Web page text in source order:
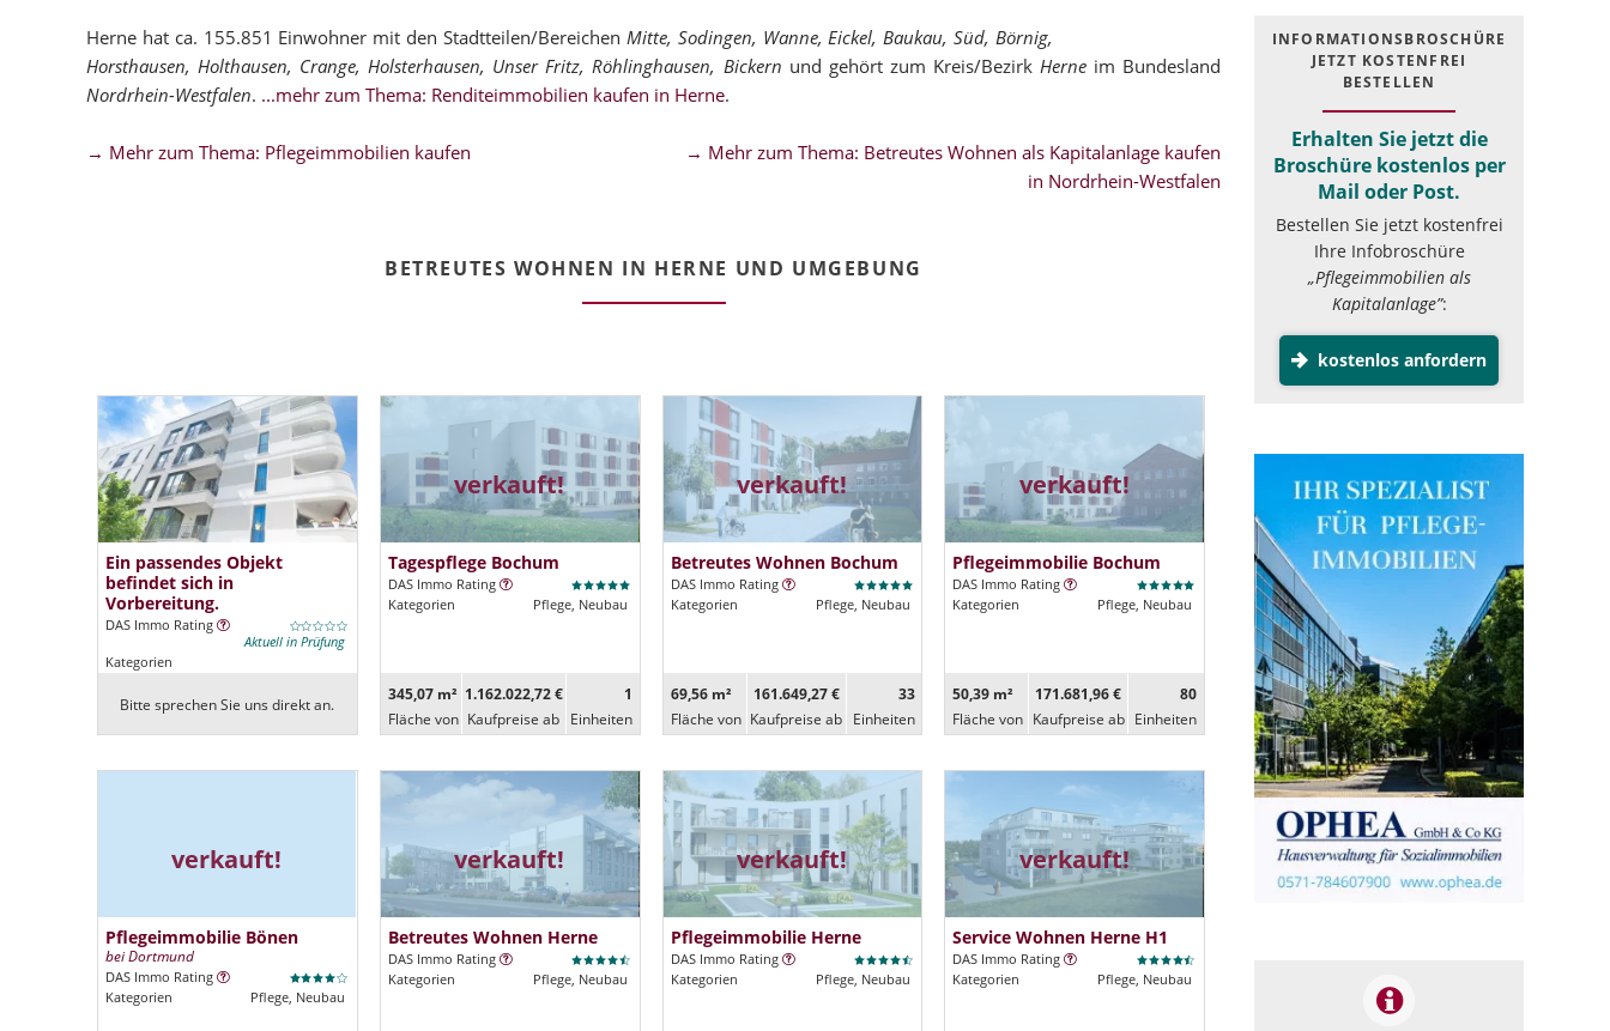
Herne hat ca. 155.851 Einwohner mit den Stadtteilen/Bereichen Mitte, Sodingen, Wanne, Eickel, Baukau, Süd, Börnig,
Horsthausen, Holthausen, Crange, Holsterhausen, Unser Fritz, Röhlinghausen, Bickern und gehört zum Kreis/Bezirk Herneim Bundesland
Nordrhein-Westfalen. ...mehr zum Thema: Renditeimmobilien kaufen in Herne.
→ Mehr zum Thema: Pflegeimmobilien kaufen
→ Mehr zum Thema: Betreutes Wohnen als Kapitalanlage kaufen
in Nordrhein-Westfalen
BETREUTES WOHNEN IN HERNE UND UMGEBUNG
Ein passendes Objekt
befindet sich in
Vorbereitung.
DAS Immo Rating
Aktuell in Prüfung
Kategorien
Bitte sprechen Sie uns direkt an.
verkauft!
Tagespflege Bochum
DAS Immo Rating
Kategorien
Pflege, Neubau
345,07 m²
Fläche von
1.162.022,72 €
Kaufpreise ab
1
Ein­heiten
verkauft!
Betreutes Wohnen Bochum
DAS Immo Rating
Kategorien
Pflege, Neubau
69,56 m²
Fläche von
161.649,27 €
Kaufpreise ab
33
Ein­heiten
verkauft!
Pflegeimmobilie Bochum
DAS Immo Rating
Kategorien
Pflege, Neubau
50,39 m²
Fläche von
171.681,96 €
Kaufpreise ab
80
Ein­heiten
verkauft!
Pflegeimmobilie Bönen
bei Dortmund
DAS Immo Rating
Kategorien
Pflege, Neubau
verkauft!
Betreutes Wohnen Herne
DAS Immo Rating
Kategorien
Pflege, Neubau
verkauft!
Pflegeimmobilie Herne
DAS Immo Rating
Kategorien
Pflege, Neubau
verkauft!
Service Wohnen Herne H1
DAS Immo Rating
Kategorien
Pflege, Neubau
INFOR­MATIONS­BROSCHÜRE
JETZT KOSTEN­FREI
BESTELLEN
Erhalten Sie jetzt die
Broschüre kostenlos per
Mail oder Post.
Bestellen Sie jetzt kostenfrei
Ihre Infobroschüre
„Pflegeimmobilien als
Kapitalanlage”:
kostenlos anfordern